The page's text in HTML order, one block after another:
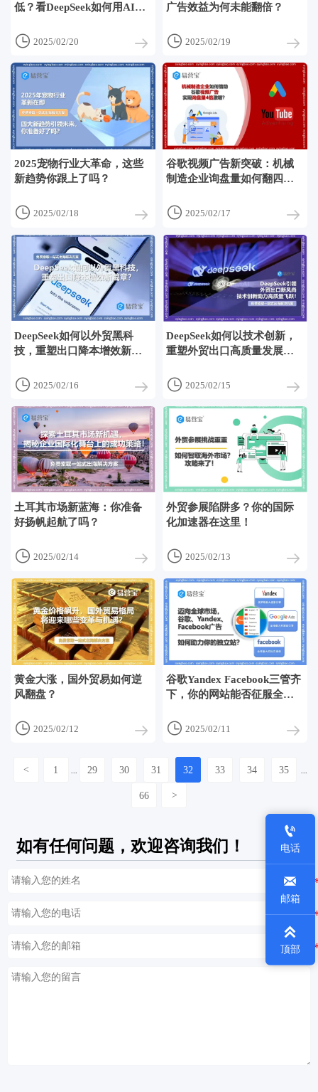
低？看DeepSeek如何用AI破
 2025/02/20
广告效益为何未能翻倍？
 2025/02/19
2025宠物行业大革命，这些
新趋势你跟上了吗？
 2025/02/18
谷歌视频广告新突破：机械
制造企业询盘量如何翻四
 2025/02/17
DeepSeek如何以外贸黑科
技，重塑出口降本增效新篇
 2025/02/16
DeepSeek如何以技术创新，
重塑外贸出口高质量发展之
 2025/02/15
土耳其市场新蓝海：你准备
好扬帆起航了吗？
 2025/02/14
外贸参展陷阱多？你的国际
化加速器在这里！
 2025/02/13
黄金大涨，国外贸易如何逆
风翻盘？
 2025/02/12
谷歌Yandex Facebook三管齐
下，你的网站能否征服全球
 2025/02/11
< 1 29 30 31 32 33 34 35
66 >
如有任何问题，欢迎咨询我们！

电话

邮箱

顶部